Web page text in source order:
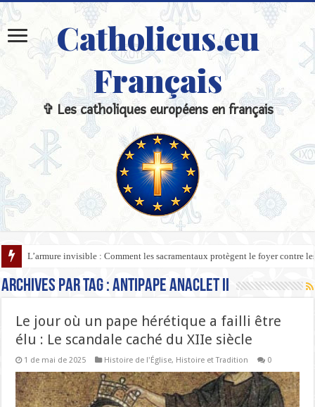
Catholicus.eu
Français
✞ Les catholiques européens en français
L’armure invisible : Comment les sacramentaux protègent le foyer contre
Archives par tag :antipape Anaclet II
Le jour où un pape hérétique a failli être
élu : Le scandale caché du XIIe siècle
1 de mai de 2025 Histoire de l'Église, Histoire et Tradition 0